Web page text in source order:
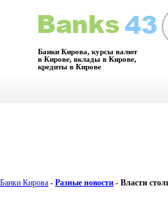
Банки Кирова, курсы валют
в Кирове, вклады в Кирове,
кредиты в Кирове
Банки Кирова - Разные новости - Власти